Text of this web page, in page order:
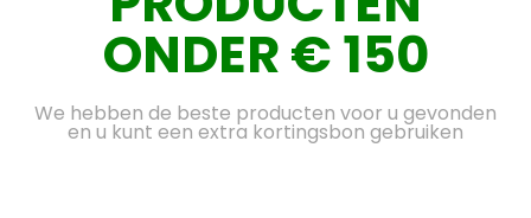
ONDER € 150
We hebben de beste producten voor u gevonden
en u kunt een extra kortingsbon gebruiken